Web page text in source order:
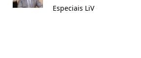
Especiais LiV